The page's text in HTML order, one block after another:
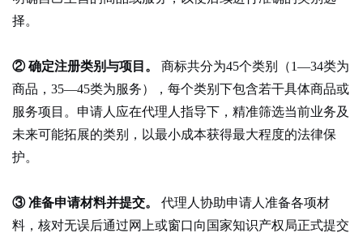
择。
② 确定注册类别与项目。
商标共分为45个类别（1—34类为
商品，35—45类为服务），每个类别下包含若干具体商品或
服务项目。申请人应在代理人指导下，精准筛选当前业务及
未来可能拓展的类别，以最小成本获得最大程度的法律保
护。
③ 准备申请材料并提交。
代理人协助申请人准备各项材
料，核对无误后通过网上或窗口向国家知识产权局正式提交